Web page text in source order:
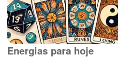
Energias para hoje